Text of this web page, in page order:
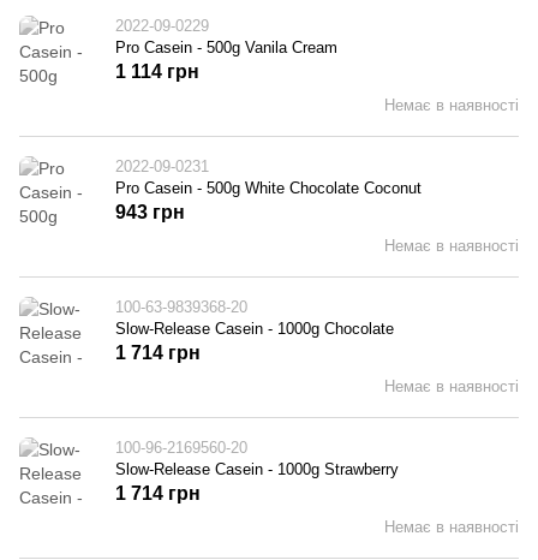
2022-09-0229
Pro Casein - 500g Vanila Cream
Немає в наявності
1 114 грн
2022-09-0231
Pro Casein - 500g White Chocolate Coconut
Немає в наявності
943 грн
100-63-9839368-20
Slow-Release Casein - 1000g Chocolate
Немає в наявності
1 714 грн
100-96-2169560-20
Slow-Release Casein - 1000g Strawberry
Немає в наявності
1 714 грн